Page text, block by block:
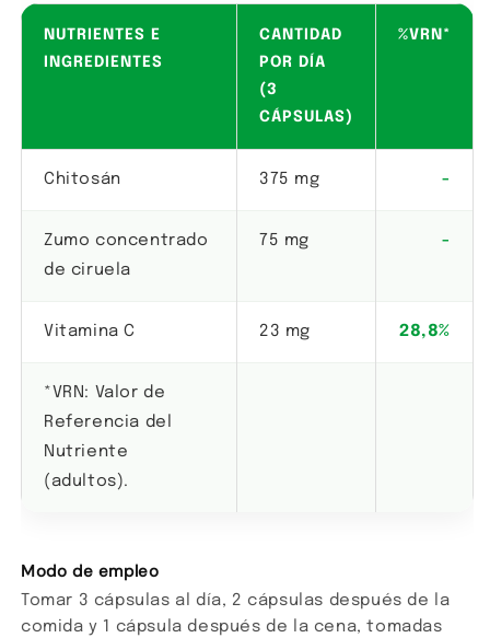
NUTRIENTES E
INGREDIENTES
CANTIDAD
POR DÍA
(3
CÁPSULAS)
%VRN*
Chitosán 375 mg -
Zumo concentrado
de ciruela
75 mg -
Vitamina C 23 mg 28,8%
*VRN: Valor de
Referencia del
Nutriente
(adultos).
Modo de empleo
Tomar 3 cápsulas al día, 2 cápsulas después de la
comida y 1 cápsula después de la cena, tomadas